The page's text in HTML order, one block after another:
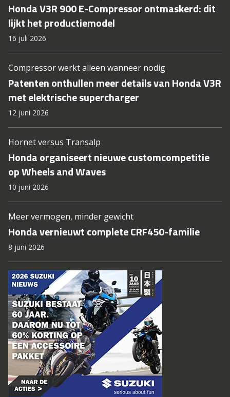
Honda V3R 900 E-Compressor ontmaskerd: dit
lijkt het productiemodel
16 juli 2026
Compressor werkt alleen wanneer nodig
Patenten onthullen meer details van Honda V3R
met elektrische supercharger
12 juni 2026
Hornet versus Transalp
Honda organiseert nieuwe customcompetitie
op Wheels and Waves
10 juni 2026
Meer vermogen, minder gewicht
Honda vernieuwt complete CRF450-familie
8 juni 2026